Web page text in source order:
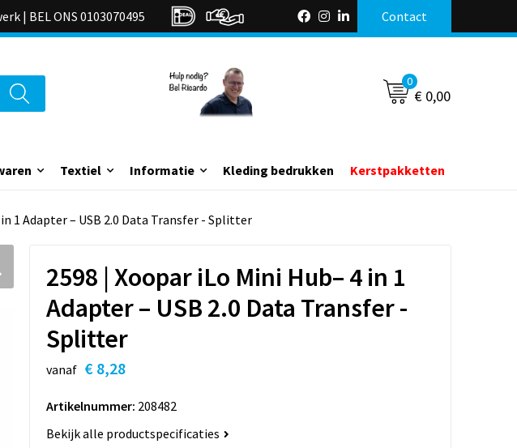
| BEL ONS 0103070495 Contact
0
€ 0,00
Textiel Informatie Kleding bedrukken Kerstpakketten
1 Adapter – USB 2.0 Data Transfer - Splitter
2598 | Xoopar iLo Mini Hub– 4 in 1
Adapter – USB 2.0 Data Transfer -
Splitter
vanaf € 8,28
Artikelnummer: 208482
Bekijk alle productspecificaties